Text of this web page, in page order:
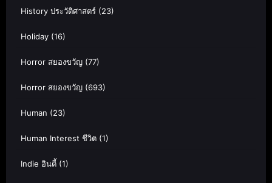
History ประวัติศาสตร์ (23)
Holiday (16)
Horror สยองขวัญ (77)
Horror สยองขวัญ (693)
Human (23)
Human Interest ชีวิต (1)
Indie อินดี้ (1)